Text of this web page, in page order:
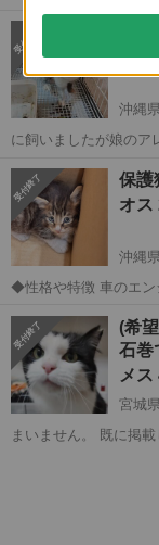
ウ
メス
沖縄
に飼いましたが娘のア
沖縄 中頭郡
保護
オス
沖縄
◆性格や特徴 車のエン
ラリアの薬投与済。
も投
沖縄 浦添市
(希
石巻
メス
宮城
まいません。